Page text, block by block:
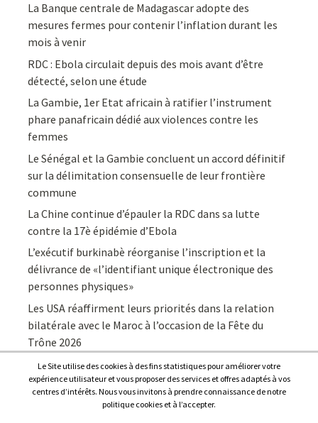
La Banque centrale de Madagascar adopte des
mesures fermes pour contenir l’inflation durant les
mois à venir
RDC : Ebola circulait depuis des mois avant d’être
détecté, selon une étude
La Gambie, 1er Etat africain à ratifier l’instrument
phare panafricain dédié aux violences contre les
femmes
Le Sénégal et la Gambie concluent un accord définitif
sur la délimitation consensuelle de leur frontière
commune
La Chine continue d’épauler la RDC dans sa lutte
contre la 17è épidémie d’Ebola
L’exécutif burkinabè réorganise l’inscription et la
délivrance de «l’identifiant unique électronique des
personnes physiques»
Les USA réaffirment leurs priorités dans la relation
bilatérale avec le Maroc à l’occasion de la Fête du
Trône 2026
Le Site utilise des cookies à des fins statistiques pour améliorer votre
expérience utilisateur et vous proposer des services et offres adaptés à vos
centres d’intérêts. Nous vous invitons à prendre connaissance de notre
politique cookies et à l’accepter.